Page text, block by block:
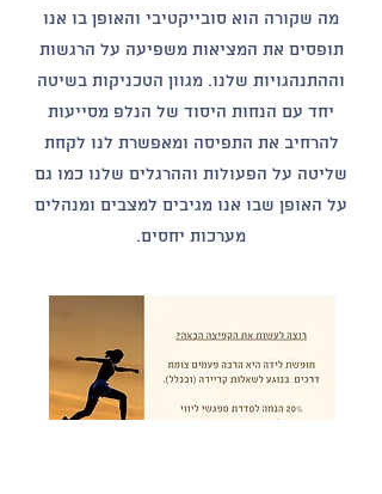
מה שקורה הוא סובייקטיבי והאופן בו אנו
תופסים את המציאות משפיעה על הרגשות
וההתנהגויות שלנו. מגוון הטכניקות בשיטה
יחד עם הנחות היסוד של הנלפ מסייעות
להרחיב את התפיסה ומאפשרת לנו לקחת
שליטה על הפעולות וההרגלים שלנו כמו גם
על האופן שבו אנו מגיבים למצבים ומנהלים
מערכות יחסים.